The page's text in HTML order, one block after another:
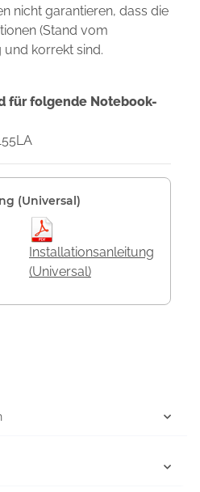
nicht garantieren, dass die
(Stand vom
und korrekt sind.
für folgende Notebook-
(Universal)
Installationsanleitung
(Universal)